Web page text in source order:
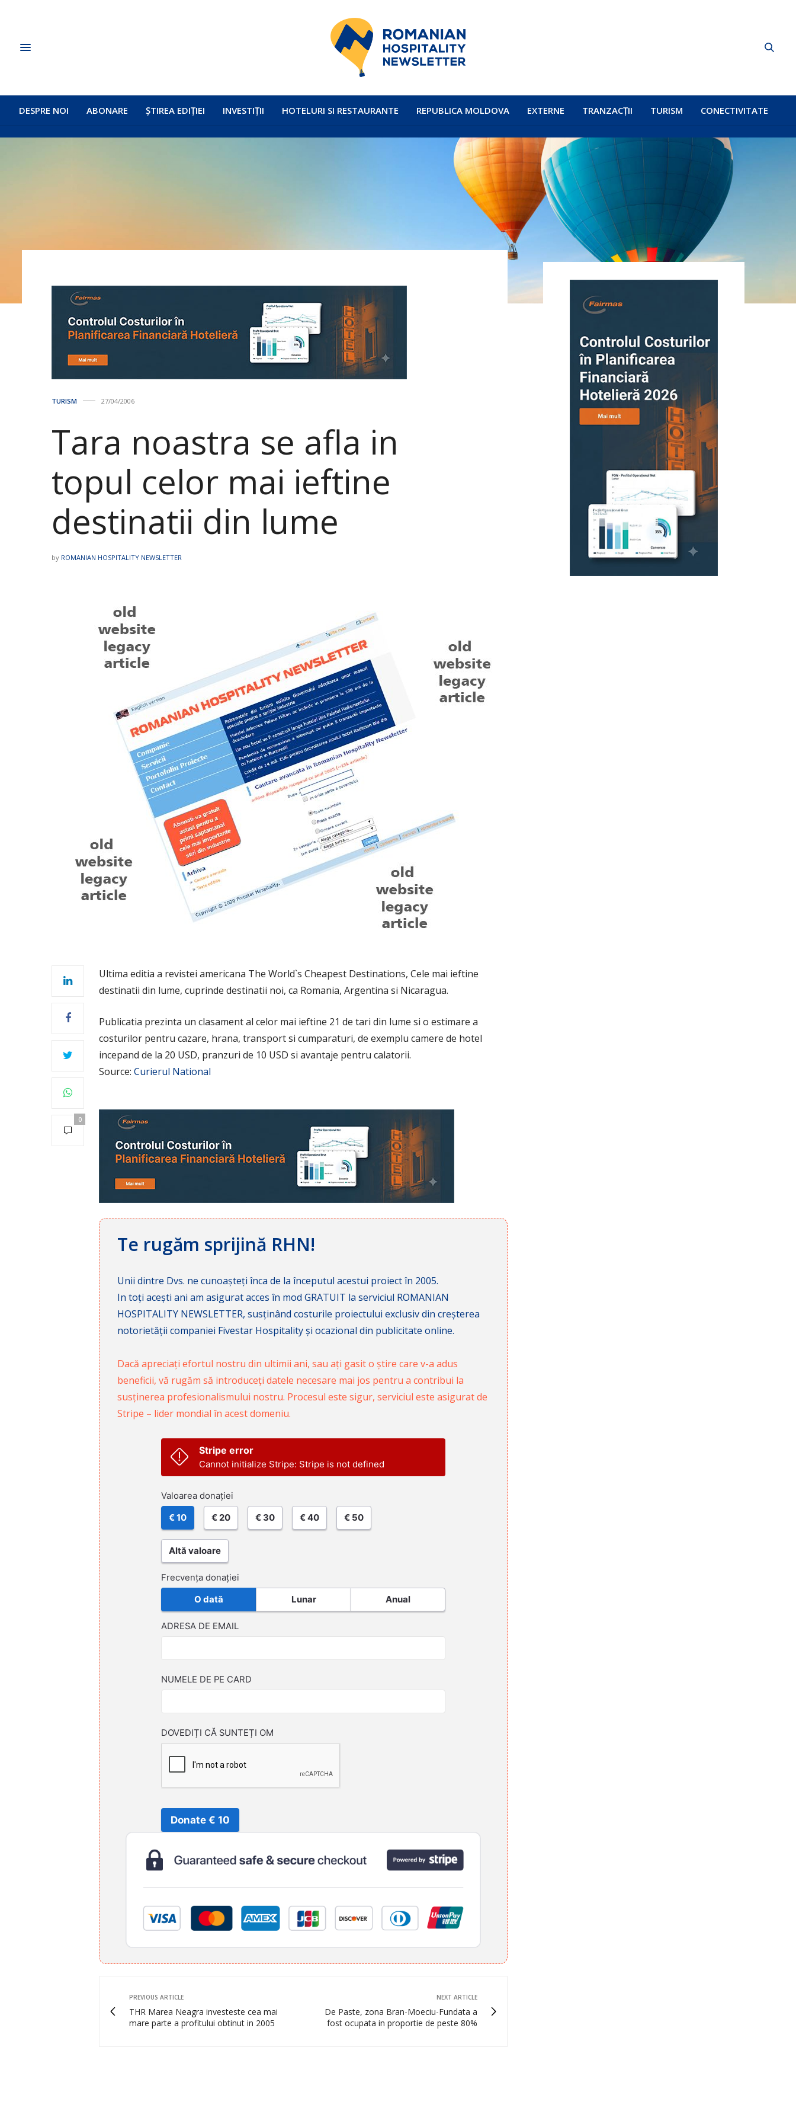
DESPRE NOI ABONARE ȘTIREA EDIȚIEI INVESTIȚII HOTELURI SI RESTAURANTE REPUBLICA MOLDOVA EXTERNE TRANZACȚII TURISM CONECTIVITATE
TURISM 27/04/2006
Tara noastra se afla in
topul celor mai ieftine
destinatii din lume
by ROMANIAN HOSPITALITY NEWSLETTER
0
Ultima editia a revistei americana The World`s Cheapest Destinations, Cele mai ieftine
destinatii din lume, cuprinde destinatii noi, ca Romania, Argentina si Nicaragua.
Publicatia prezinta un clasament al celor mai ieftine 21 de tari din lume si o estimare a
costurilor pentru cazare, hrana, transport si cumparaturi, de exemplu camere de hotel
incepand de la 20 USD, pranzuri de 10 USD si avantaje pentru calatorii.
Source: Curierul National
Te rugăm sprijină RHN!
Unii dintre Dvs. ne cunoașteți înca de la începutul acestui proiect în 2005.
In toți acești ani am asigurat acces în mod GRATUIT la serviciul ROMANIAN
HOSPITALITY NEWSLETTER, susținând costurile proiectului exclusiv din creșterea
notorietății companiei Fivestar Hospitality și ocazional din publicitate online.
Dacă apreciați efortul nostru din ultimii ani, sau ați gasit o știre care v-a adus
beneficii, vă rugăm să introduceți datele necesare mai jos pentru a contribui la
susținerea profesionalismului nostru. Procesul este sigur, serviciul este asigurat de
Stripe – lider mondial în acest domeniu.
Stripe error
Cannot initialize Stripe: Stripe is not defined
Valoarea donației
€ 10 € 20 € 30 € 40 € 50
Altă valoare
Frecvența donației
O dată Lunar Anual
ADRESA DE EMAIL
NUMELE DE PE CARD
DOVEDIȚI CĂ SUNTEȚI OM
Donate € 10
PREVIOUS ARTICLE
THR Marea Neagra investeste cea mai
mare parte a profitului obtinut in 2005
NEXT ARTICLE
De Paste, zona Bran-Moeciu-Fundata a
fost ocupata in proportie de peste 80%